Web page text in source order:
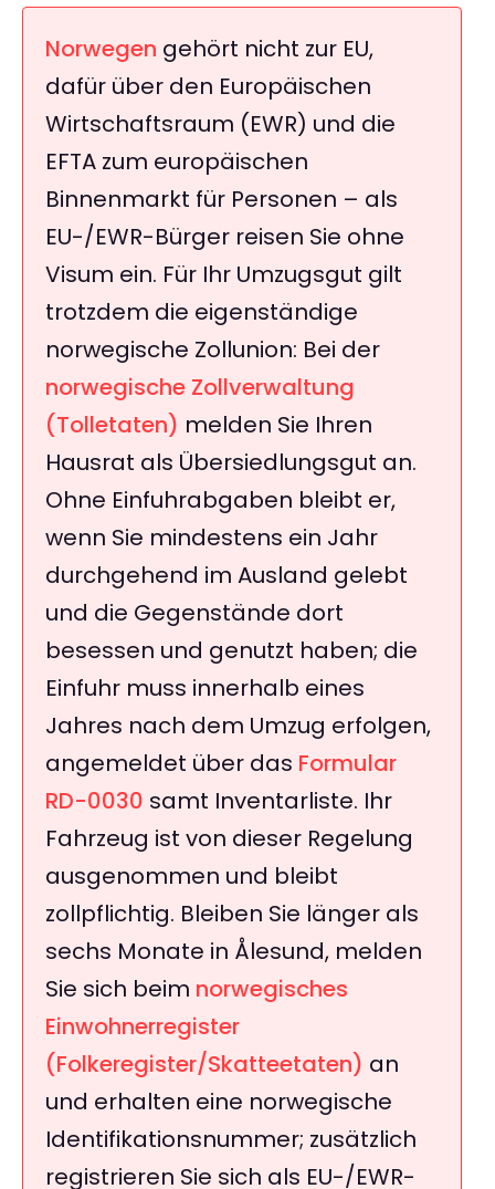
Norwegen gehört nicht zur EU,
dafür über den Europäischen
Wirtschaftsraum (EWR) und die
EFTA zum europäischen
Binnenmarkt für Personen – als
EU-/EWR-Bürger reisen Sie ohne
Visum ein. Für Ihr Umzugsgut gilt
trotzdem die eigenständige
norwegische Zollunion: Bei der
norwegische Zollverwaltung
(Tolletaten) melden Sie Ihren
Hausrat als Übersiedlungsgut an.
Ohne Einfuhrabgaben bleibt er,
wenn Sie mindestens ein Jahr
durchgehend im Ausland gelebt
und die Gegenstände dort
besessen und genutzt haben; die
Einfuhr muss innerhalb eines
Jahres nach dem Umzug erfolgen,
angemeldet über das Formular
RD-0030 samt Inventarliste. Ihr
Fahrzeug ist von dieser Regelung
ausgenommen und bleibt
zollpflichtig. Bleiben Sie länger als
sechs Monate in Ålesund, melden
Sie sich beim norwegisches
Einwohnerregister
(Folkeregister/Skatteetaten) an
und erhalten eine norwegische
Identifikationsnummer; zusätzlich
registrieren Sie sich als EU-/EWR-